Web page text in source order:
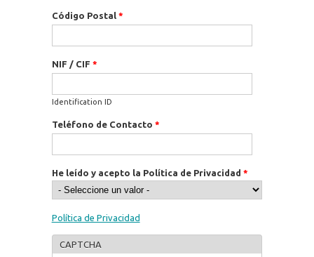
Código Postal *
NIF / CIF *
Identification ID
Teléfono de Contacto *
He leído y acepto la Política de Privacidad *
Política de Privacidad
CAPTCHA